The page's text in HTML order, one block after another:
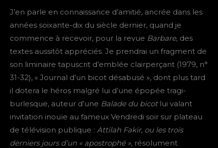
J’en parle en connaissance d’amitié, ancrée dans les
années soixante-dix du siècle dernier, quand je
commence à recevoir, pour la revue Barbare, des
textes aussitôt appréciés. Je prendrai un fragment de
son liminaire tapuscrit d’emblée clairperçant (1979, n°
31-32), « Journal d’un bicot désabusé », dont plus tard
il dotera le héros malgré lui d’une épopée tragi-
burlesque, auteur d’une Balade du bicot lui valant
invitation inouïe au fameux Vendredi soir sur plateau
de télévision publique : Attilah Fakir, ou les trois
derniers jours d’un « apostrophé », résolument